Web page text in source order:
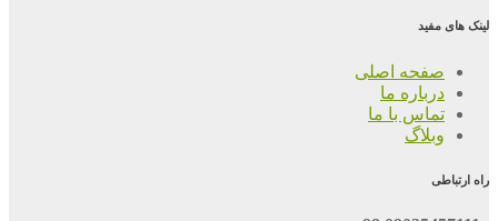
لینک های مفید
صفحه اصلی
درباره ما
تماس با ما
وبلاگ
راه ارتباطی